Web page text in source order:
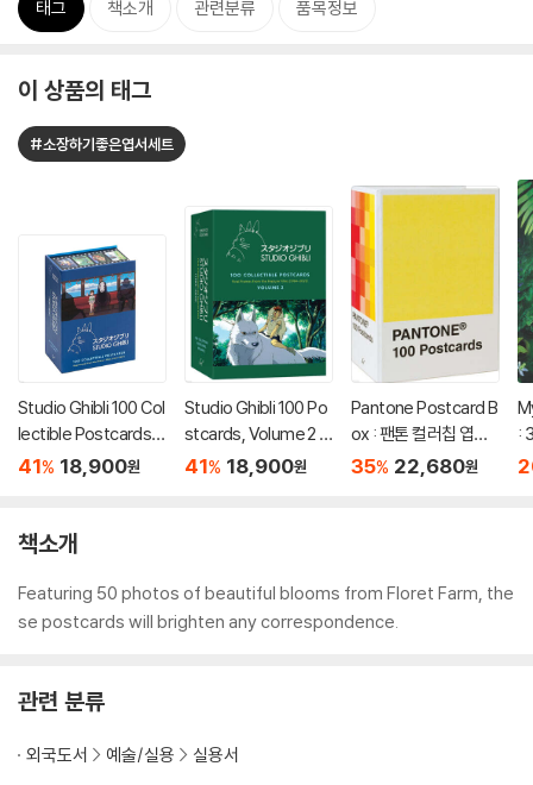
태그 책소개 관련분류 품목정보
이 상품의 태그
#소장하기좋은엽서세트
Studio Ghibli 100 Col
lectible Postcards :
스튜디오 지브리 엽서 1
41% 18,900원
Studio Ghibli 100 Po
stcards, Volume 2 :
스튜디오 지브리 엽서 1
41% 18,900원
Pantone Postcard B
ox : 팬톤 컬러칩 엽서
박스 세트 (색상 카드 1
35% 22,680원
:
책소개
Featuring 50 photos of beautiful blooms from Floret Farm, the
se postcards will brighten any correspondence.
관련 분류
외국도서 예술/실용 실용서